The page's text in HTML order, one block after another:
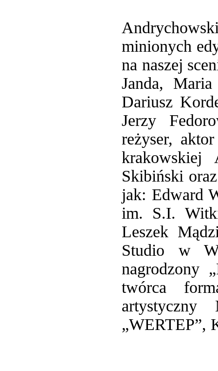
minionych
na naszej
Janda,
Dariusz
Jerzy
reżyser,
krakowskiej
Skibiński
jak: Edward
im. S.I.
Leszek
Studio w
nagrodzony
twórca
artystyczny
„WERTEP”,